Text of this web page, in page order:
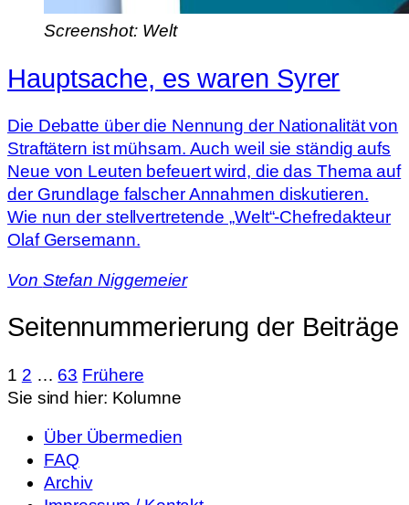
Screenshot: Welt
Hauptsache, es waren Syrer
Die Debatte über die Nennung der Nationalität von
Straftätern ist mühsam. Auch weil sie ständig aufs
Neue von Leuten befeuert wird, die das Thema auf
der Grundlage falscher Annahmen diskutieren.
Wie nun der stellvertretende „Welt“-Chefredakteur
Olaf Gersemann.
Von Stefan Niggemeier
Seitennummerierung der Beiträge
1 2 … 63 Frühere
Sie sind hier: Kolumne
Über Übermedien
FAQ
Archiv